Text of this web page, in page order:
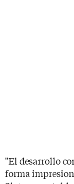
"El desarrollo
forma